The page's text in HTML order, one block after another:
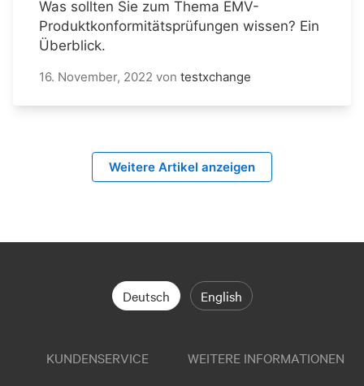
Was sollten Sie zum Thema EMV-
Produktkonformitätsprüfungen wissen? Ein
Überblick.
16. November, 2022 von testxchange
Weitere Artikel anzeigen
Deutsch English
KUNDENSERVICE WEITERE INFORMATIONEN